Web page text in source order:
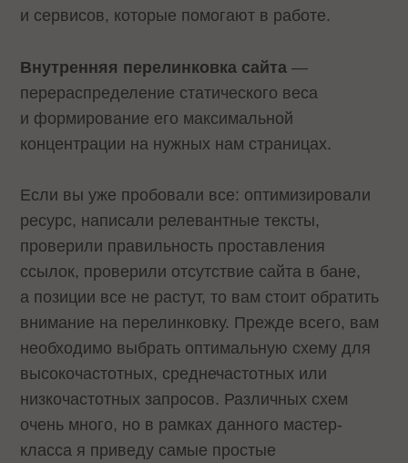
и сервисов, которые помогают в работе.
Внутренняя перелинковка сайта —
перераспределение статического веса
и формирование его максимальной
концентрации на нужных нам страницах.
Если вы уже пробовали все: оптимизировали
ресурс, написали релевантные тексты,
проверили правильность проставления
ссылок, проверили отсутствие сайта в бане,
а позиции все не растут, то вам стоит обратить
внимание на перелинковку. Прежде всего, вам
необходимо выбрать оптимальную схему для
высокочастотных, среднечастотных или
низкочастотных запросов. Различных схем
очень много, но в рамках данного мастер-
класса я приведу самые простые